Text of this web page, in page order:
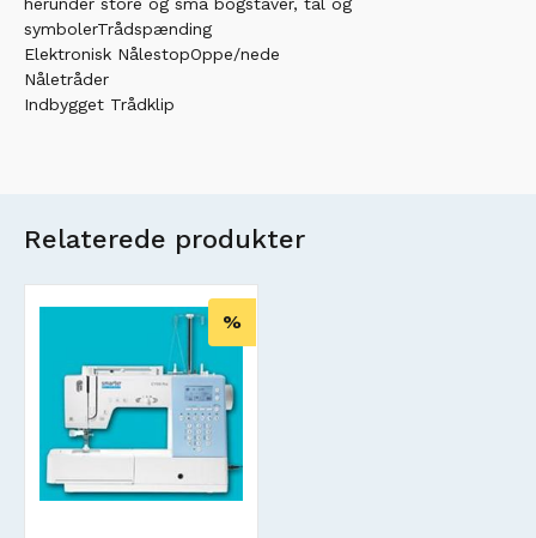
symbolerTrådspænding
Elektronisk NålestopOppe/nede
Nåletråder
Indbygget Trådklip
Relaterede produkter
%